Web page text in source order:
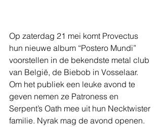
Op zaterdag 21 mei komt Provectus
hun nieuwe album “Postero Mundi”
voorstellen in de bekendste metal club
van België, de Biebob in Vosselaar.
Om het publiek een leuke avond te
geven nemen ze Patroness en
Serpent’s Oath mee uit hun Necktwister
familie. Nyrak mag de avond openen.